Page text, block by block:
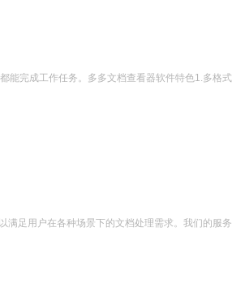
能完成工作任务。多多文档查看器软件特色1.多格式
满足用户在各种场景下的文档处理需求。我们的服务